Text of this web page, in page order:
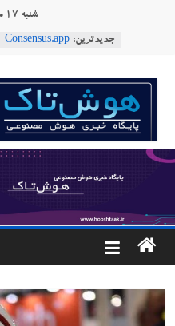
شنبه ۱۷ مرداد ۱۴۰۵
جدیدترین: Consensus.app
طبیعی فارسی
Robotics
هوشتاک
پایگاه
خبری
هوش
مصنوعی